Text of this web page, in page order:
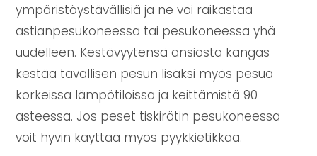
ympäristöystävällisiä ja ne voi raikastaa
astianpesukoneessa tai pesukoneessa yhä
uudelleen. Kestävyytensä ansiosta kangas
kestää tavallisen pesun lisäksi myös pesua
korkeissa lämpötiloissa ja keittämistä 90
asteessa. Jos peset tiskirätin pesukoneessa
voit hyvin käyttää myös pyykkietikkaa.